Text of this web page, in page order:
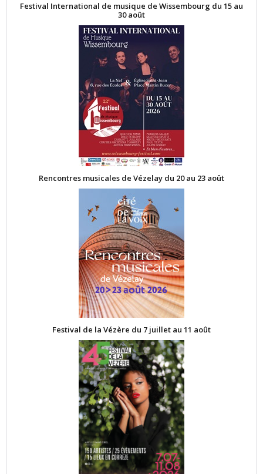
Festival International de musique de Wissembourg du 15 au
30 août
Rencontres musicales de Vézelay du 20 au 23 août
Festival de la Vézère du 7 juillet au 11 août